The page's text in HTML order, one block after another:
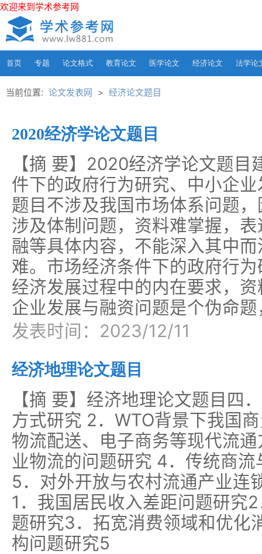
欢迎来到学术参考网
首页 专题 论文格式 教育论文 医学论文 经济论文 法学论
当前位置: 论文发表网 > 经济论文题目
2020经济学论文题目
【摘 要】2020经济学论文题
件下的政府行为研究、中小企
题目不涉及我国市场体系问题
涉及体制问题，资料难掌握，
融等具体内容，不能深入其中
难。市场经济条件下的政府行
经济发展过程中的内在要求，
企业发展与融资问题是个伪命
发表时间：2023/12/11
经济地理论文题目
【摘 要】经济地理论文题目四
方式研究 2．WTO背景下我国
物流配送、电子商务等现代流
业物流的问题研究 4．传统商
5．对外开放与农村流通产业连
1．我国居民收入差距问题研究
题研究3．拓宽消费领域和优化
构问题研究5